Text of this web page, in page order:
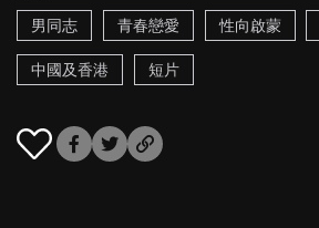
男同志
青春戀愛 性向啟蒙
中國及香港 短片